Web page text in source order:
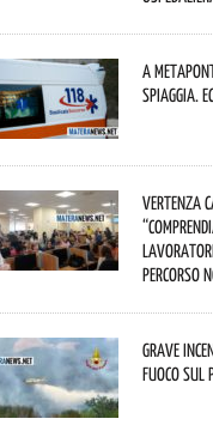
A
spiaggia.
Vertenza
percorso
Grave
fuoco sul